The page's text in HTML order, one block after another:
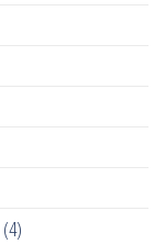
(4)